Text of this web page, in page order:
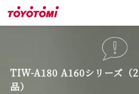
TIW-A180 A160シリーズ（
品）